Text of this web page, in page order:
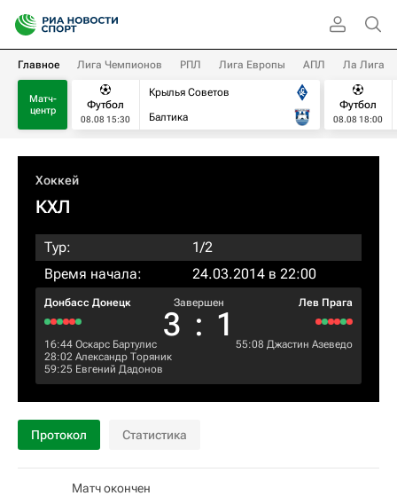
Главное Лига Чемпионов РПЛ Лига Европы АПЛ Ла Лига
Матч-
центр
Футбол
08.08 15:30
Крылья Советов
Балтика
Футбол
08.08 18:00
Хоккей
КХЛ
Тур:
1/2
Время начала:
24.03.2014 в 22:00
Донбасс Донецк Завершен
3 : 1
Лев Прага
16:44 Оскарс Бартулис
28:02 Александр Торяник
59:25 Евгений Дадонов
55:08 Джастин Азеведо
Протокол Статистика
Матч окончен